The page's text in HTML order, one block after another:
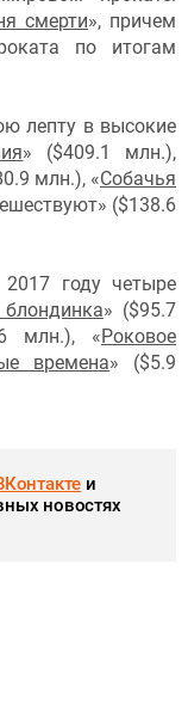
смерти», причем
по итогам
лепту в высокие
» ($409.1 млн.),
млн.), «Собачья
($138.6
году четыре
» ($95.7
млн.), «Роковое
времена» ($5.9
и
новостях